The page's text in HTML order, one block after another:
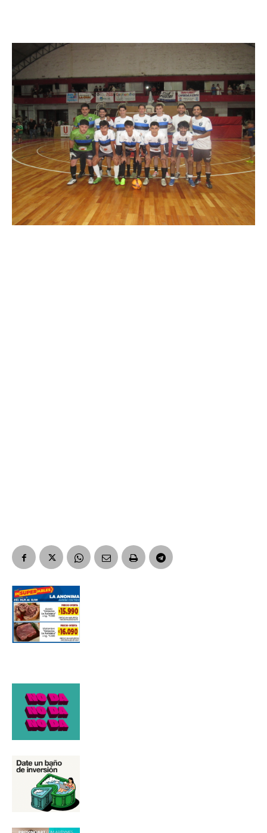
Dirección de correo electrónico
Nombre
Apellidos
Número de teléfono